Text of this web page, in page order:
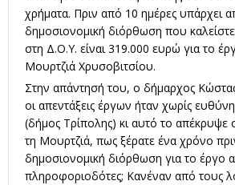
χρήματα. Πριν από 10 ημέρες υπάρχει
δημοσιονομική διόρθωση που
στη Δ.Ο.Υ. είναι 319.000 ευρώ για το
Μουρτζιά Χρυσοβιτσίου.
Στην απάντησή του, ο δήμαρχος Κώστας
οι απεντάξεις έργων ήταν χωρίς
(δήμος Τρίπολης) κι αυτό το απέκρυψε
τη Μουρτζιά, πως ξέρατε ένα χρόνο
δημοσιονομική διόρθωση για το έργο
πληροφοριοδότες; Κανέναν από τους